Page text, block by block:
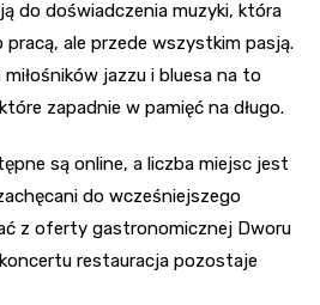
do doświadczenia muzyki, która
pracą, ale przede wszystkim pasją.
jazzu i bluesa na to
zapadnie w pamięć na długo.
są online, a liczba miejsc jest
do wcześniejszego
z oferty gastronomicznej Dworu
restauracja pozostaje